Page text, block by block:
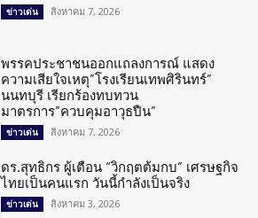
ข่าวเด่น สิงหาคม 7, 2026
พรรคประชาชนออกแถลงการณ์ แสดง
ความเสียใจเหตุ”โรงเรียนเทพศิรินทร์”
นนทบุรี เรียกร้องทบทวน
มาตรการ”ควบคุมอาวุธปืน”
ข่าวเด่น สิงหาคม 7, 2026
ดร.สุทธิกร ผู้เตือน “วิกฤตต้มกบ” เศรษฐกิจ
ไทยเป็นคนแรก วันนี้กำลังเป็นจริง
ข่าวเด่น สิงหาคม 3, 2026